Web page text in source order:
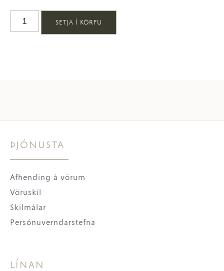
SETJA Í KÖRFU
ÞJÓNUSTA
Afhending á vörum
Vöruskil
Skilmálar
Persónuverndarstefna
LÍNAN